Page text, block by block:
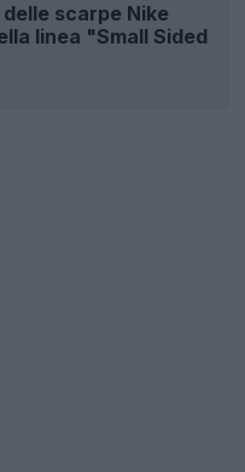
scarpe Nike
linea "Small Sided